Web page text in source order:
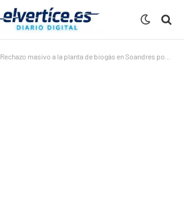
Rechazo masivo a la planta de biogás en Soandres por riesgos